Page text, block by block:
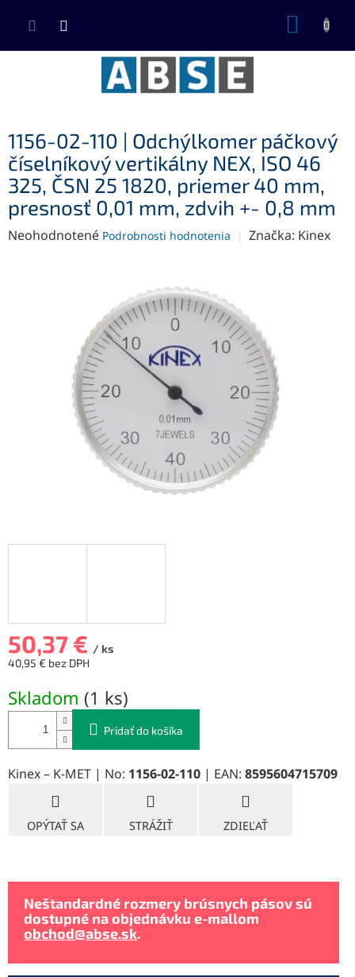
1156-02-110 | Odchýlkomer páčkový
číselníkový vertikálny NEX, ISO 46
325, ČSN 25 1820, priemer 40 mm,
presnosť 0,01 mm, zdvih +- 0,8 mm
Priemerné
Neohodnotené Podrobnosti hodnotenia Značka: Kinex
50,37 € / ks
40,95 € bez DPH
cena:
Skladom (1 ks)
Pridať do košíka
Kinex – K-MET | No: 1156-02-110 | EAN: 8595604715709
OPÝTAŤ SA STRÁŽIŤ ZDIEĽAŤ
Neštandardné rozmery brúsnych pásov sú
dostupné na objednávku e-mallom
obchod@abse.sk.